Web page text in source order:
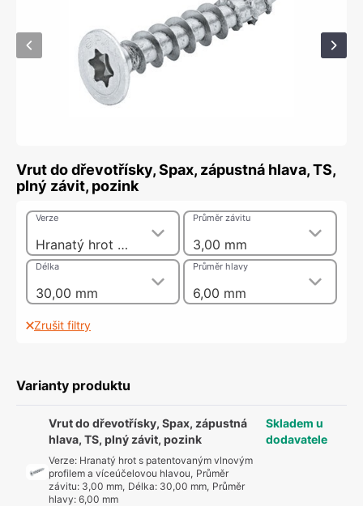
Vrut do dřevotřísky, Spax, zápustná hlava, TS,
plný závit, pozink
Hranatý hrot s patentovaným vlnovým profilem a víceúčelovou hlavou
Verze
3,00 mm
Průměr závitu
30,00 mm
Délka
6,00 mm
Průměr hlavy
Zrušit filtry
Varianty produktu
Vrut do dřevotřísky, Spax, zápustná
hlava, TS, plný závit, pozink
Verze: Hranatý hrot s patentovaným vlnovým
profilem a víceúčelovou hlavou, Průměr
závitu: 3,00 mm, Délka: 30,00 mm, Průměr
hlavy:6,00 mm
Skladem u
dodavatele